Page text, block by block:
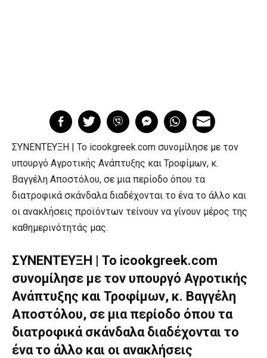
ΣΥΝΕΝΤΕΥΞΗ | Το icookgreek.com συνομίλησε με τον
υπουργό Αγροτικής Ανάπτυξης και Τροφίμων, κ.
Βαγγέλη Αποστόλου, σε μια περίοδο όπου τα
διατροφικά σκάνδαλα διαδέχονται το ένα το άλλο και
οι ανακλήσεις προϊόντων τείνουν να γίνουν μέρος της
καθημερινότητάς μας.
ΣΥΝΕΝΤΕΥΞΗ | Το icookgreek.com
συνομίλησε με τον υπουργό Αγροτικής
Ανάπτυξης και Τροφίμων, κ. Βαγγέλη
Αποστόλου, σε μια περίοδο όπου τα
διατροφικά σκάνδαλα διαδέχονται το
ένα το άλλο και οι ανακλήσεις